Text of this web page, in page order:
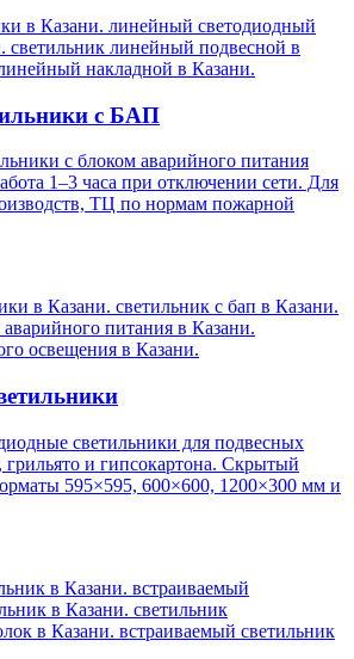
в Казани. линейный светодиодный
светильник линейный подвесной в
накладной в Казани.
с БАП
с блоком аварийного питания
1–3 часа при отключении сети. Для
ТЦ по нормам пожарной
в Казани. светильник с бап в Казани.
питания в Казани.
освещения в Казани.
светильники для подвесных
грильято и гипсокартона. Скрытый
595×595, 600×600, 1200×300 мм и
в Казани. встраиваемый
в Казани. светильник
в Казани. встраиваемый светильник